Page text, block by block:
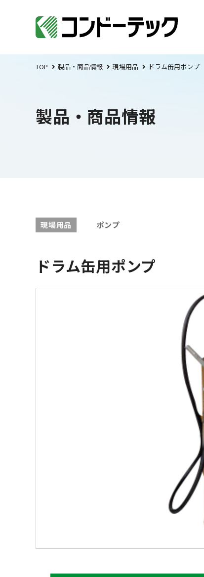
TOP 製品・商品情報 現場用品 ドラム缶用ポンプ
製品・商品情報
現場用品 ポンプ
ドラム缶用ポンプ